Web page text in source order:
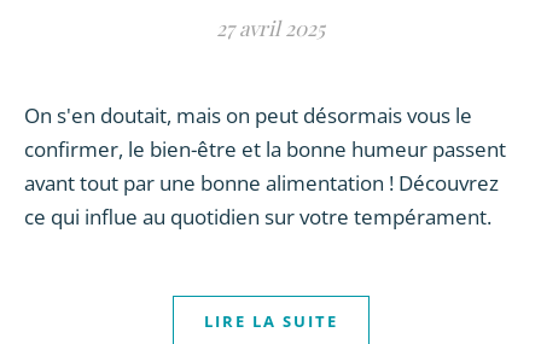
27 avril 2025
On s'en doutait, mais on peut désormais vous le
confirmer, le bien-être et la bonne humeur passent
avant tout par une bonne alimentation ! Découvrez
ce qui influe au quotidien sur votre tempérament.
LIRE LA SUITE